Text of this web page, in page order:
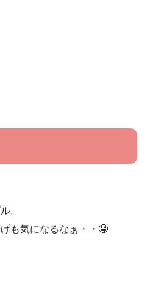
。
も気になるなぁ・・🤤